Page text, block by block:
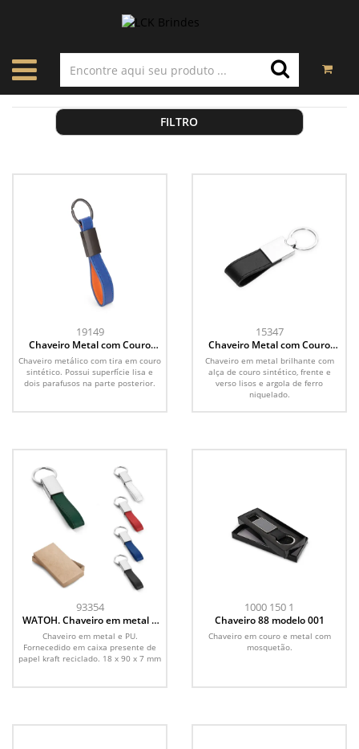
FILTRO
19149
Chaveiro Metal com Couro
Sintético
Chaveiro metálico com tira em couro
sintético. Possui superfície lisa e
dois parafusos na parte posterior.
15347
Chaveiro Metal com Couro
Sintético
Chaveiro em metal brilhante com
alça de couro sintético, frente e
verso lisos e argola de ferro
niquelado.
93354
WATOH. Chaveiro em metal e
Chaveiro em metal e PU.
Fornecedido em caixa presente de
papel kraft reciclado. 18 x 90 x 7 mm
1000 150 1
Chaveiro 88 modelo 001
Chaveiro em couro e metal com
mosquetão.